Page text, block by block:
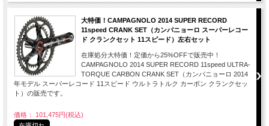
大特価！CAMPAGNOLO 2014 SUPER RECORD
11speed CRANK SET（カンパニョーロ スーパーレコー
ド クランクセット 11スピード）左右セット
在庫処分大特価！定価から25%OFFで販売中！
CAMPAGNOLO 2014 SUPER RECORD 11speed ULTRA-
TORQUE CARBON CRANK SET（カンパニョーロ 2014
年モデル スーパーレコード 11スピード ウルトラトルク カーボン クランクセッ
ト）の販売です。
価格： 101,475円(税込)